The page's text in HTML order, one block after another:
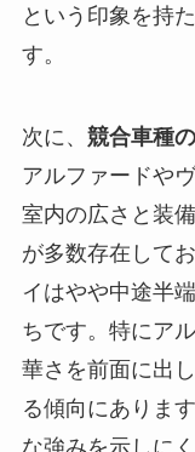
という印象を持
す。
次に、 競合車種
アルファードや
室内の広さと装
が多数存在して
イはやや中途半
ちです。特にア
華さを前面に出
る傾向にありま
な強みを示しに